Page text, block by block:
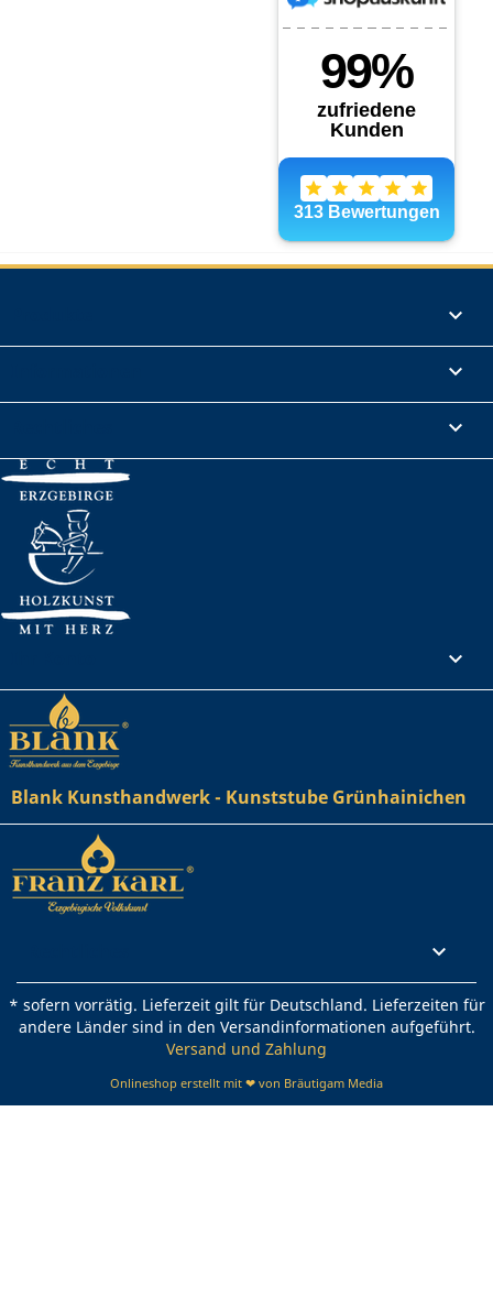




Blank Kunsthandwerk - Kunststube Grünhainichen

* sofern vorrätig. Lieferzeit gilt für Deutschland. Lieferzeiten für
andere Länder sind in den Versandinformationen aufgeführt.
Versand und Zahlung
Onlineshop erstellt mit ❤ von Bräutigam Media